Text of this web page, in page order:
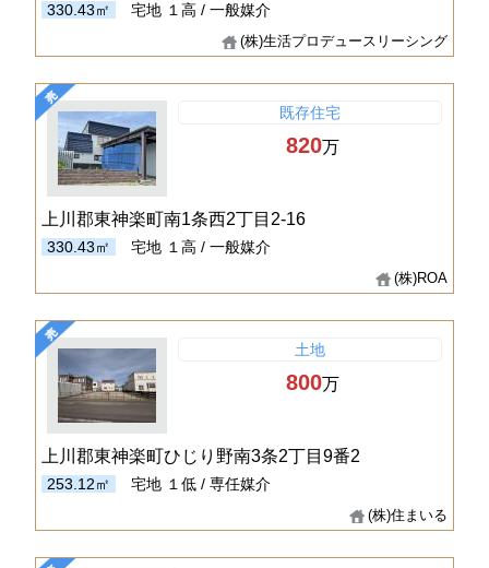
330.43㎡ 宅地 １高 / 一般媒介
(株)生活プロデュースリーシング
既存住宅
820万
上川郡東神楽町南1条西2丁目2-16
330.43㎡ 宅地 １高 / 一般媒介
(株)ROA
土地
800万
上川郡東神楽町ひじり野南3条2丁目9番2
253.12㎡ 宅地 １低 / 専任媒介
(株)住まいる